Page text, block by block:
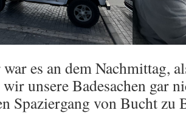
es an dem Nachmittag,
unsere Badesachen gar
Spaziergang von Bucht zu